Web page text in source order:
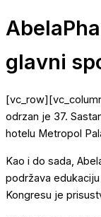
glavni
odrzan je 37.
hotelu Metropol
Kao i do sada,
podržava
Kongresu je